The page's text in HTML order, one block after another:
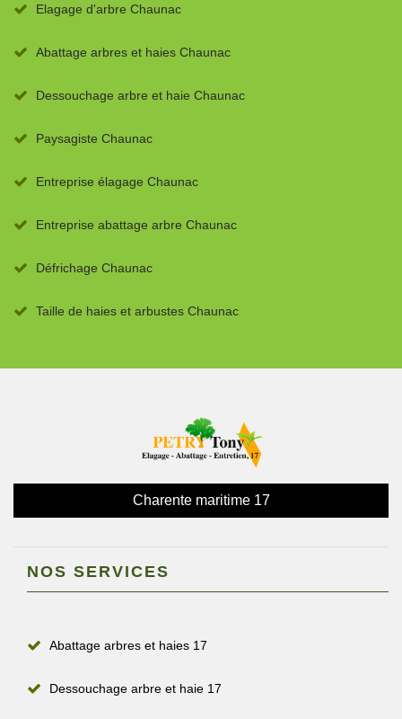
Elagage d'arbre Chaunac
Abattage arbres et haies Chaunac
Dessouchage arbre et haie Chaunac
Paysagiste Chaunac
Entreprise élagage Chaunac
Entreprise abattage arbre Chaunac
Défrichage Chaunac
Taille de haies et arbustes Chaunac
Charente maritime 17
NOS SERVICES
Abattage arbres et haies 17
Dessouchage arbre et haie 17